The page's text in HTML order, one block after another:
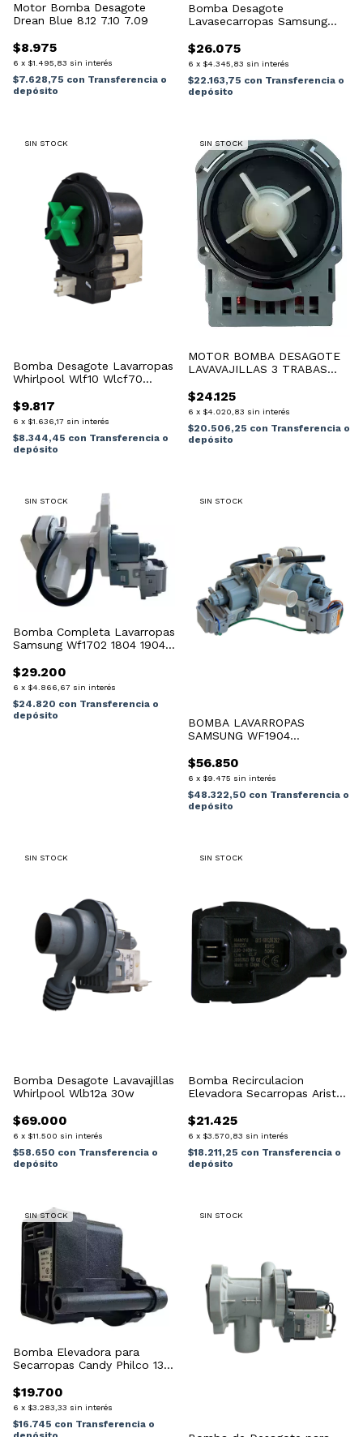
Motor Bomba Desagote
Drean Blue 8.12 7.10 7.09
$8.975
6 x $1.495,83 sin interés
$7.628,75 con Transferencia o
depósito
Bomba Desagote
Lavasecarropas Samsung
$26.075
6 x $4.345,83 sin interés
$22.163,75 con Transferencia o
depósito
SIN STOCK
Bomba Desagote Lavarropas
Whirlpool Wlf10 Wlcf70
$9.817
6 x $1.636,17 sin interés
$8.344,45 con Transferencia o
depósito
SIN STOCK
MOTOR BOMBA DESAGOTE
LAVAVAJILLAS 3 TRABAS
$24.125
6 x $4.020,83 sin interés
$20.506,25 con Transferencia o
depósito
SIN STOCK
Bomba Completa Lavarropas
Samsung Wf1702 1804 1904
$29.200
6 x $4.866,67 sin interés
$24.820 con Transferencia o
depósito
SIN STOCK
BOMBA LAVARROPAS
SAMSUNG WF1904
$56.850
6 x $9.475 sin interés
$48.322,50 con Transferencia o
depósito
SIN STOCK
Bomba Desagote Lavavajillas
Whirlpool Wlb12a 30w
$69.000
6 x $11.500 sin interés
$58.650 con Transferencia o
depósito
SIN STOCK
Bomba Recirculacion
Elevadora Secarropas Ariston
$21.425
6 x $3.570,83 sin interés
$18.211,25 con Transferencia o
depósito
SIN STOCK
Bomba Elevadora para
Secarropas Candy Philco 13w
$19.700
6 x $3.283,33 sin interés
$16.745 con Transferencia o
SIN STOCK